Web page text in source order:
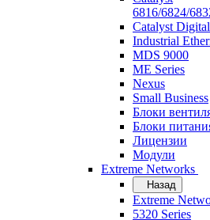
6816/6824/
Catalyst
Industrial
MDS 9000
ME Series
Nexus
Small Business
Блоки
Блоки
Лицензии
Модули
Extreme Networks
Назад
Extreme
5320 Series